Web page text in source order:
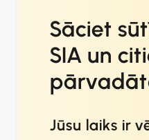
Sāciet
SIA un
Jūsu laiks ir